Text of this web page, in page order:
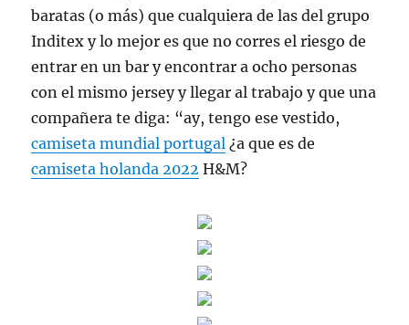
baratas (o más) que cualquiera de las del grupo
Inditex y lo mejor es que no corres el riesgo de
entrar en un bar y encontrar a ocho personas
con el mismo jersey y llegar al trabajo y que una
compañera te diga: “ay, tengo ese vestido,
camiseta mundial portugal ¿a que es de
camiseta holanda 2022 H&M?